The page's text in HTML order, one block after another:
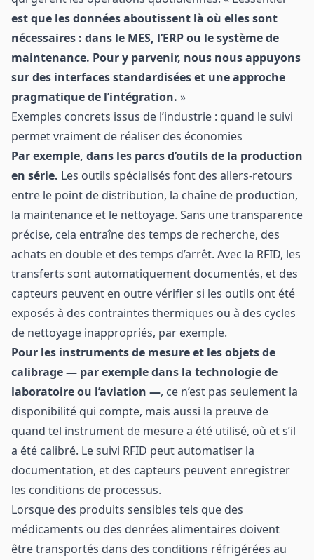
est que les données aboutissent là où elles sont
nécessaires : dans le MES, l’ERP ou le système de
maintenance. Pour y parvenir, nous nous appuyons
sur des interfaces standardisées et une approche
pragmatique de l’intégration. »
Exemples concrets issus de l’industrie : quand le suivi
permet vraiment de réaliser des économies
Par exemple, dans les parcs d’outils de la production
en série. Les outils spécialisés font des allers-retours
entre le point de distribution, la chaîne de production,
la maintenance et le nettoyage. Sans une transparence
précise, cela entraîne des temps de recherche, des
achats en double et des temps d’arrêt. Avec la RFID, les
transferts sont automatiquement documentés, et des
capteurs peuvent en outre vérifier si les outils ont été
exposés à des contraintes thermiques ou à des cycles
de nettoyage inappropriés, par exemple.
Pour les instruments de mesure et les objets de
calibrage — par exemple dans la technologie de
laboratoire ou l’aviation —, ce n’est pas seulement la
disponibilité qui compte, mais aussi la preuve de
quand tel instrument de mesure a été utilisé, où et s’il
a été calibré. Le suivi RFID peut automatiser la
documentation, et des capteurs peuvent enregistrer
les conditions de processus.
Lorsque des produits sensibles tels que des
médicaments ou des denrées alimentaires doivent
être transportés dans des conditions réfrigérées au